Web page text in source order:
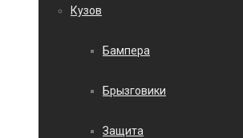
Кузов
Бампера
Брызговики
Защита